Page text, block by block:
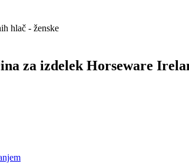
hlač - ženske
za izdelek Horseware